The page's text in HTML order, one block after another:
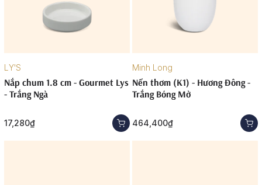
LY'S
Nắp chum 1.8 cm - Gourmet Lys
- Trắng Ngà
17,280₫
Minh Long
Nến thơm (K1) - Hương Đông -
Trắng Bóng Mờ
464,400₫